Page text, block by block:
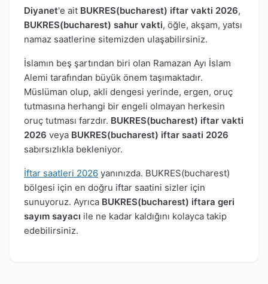
Diyanet'e ait BUKRES(bucharest) iftar vakti 2026,
BUKRES(bucharest) sahur vakti, öğle, akşam, yatsı
namaz saatlerine sitemizden ulaşabilirsiniz.
İslamın beş şartından biri olan Ramazan Ayı İslam
Alemi tarafından büyük önem taşımaktadır.
Müslüman olup, akli dengesi yerinde, ergen, oruç
tutmasına herhangi bir engeli olmayan herkesin
oruç tutması farzdır. BUKRES(bucharest) iftar vakti
2026 veya BUKRES(bucharest) iftar saati 2026
sabırsızlıkla bekleniyor.
İftar saatleri 2026 yanınızda. BUKRES(bucharest)
bölgesi için en doğru iftar saatini sizler için
sunuyoruz. Ayrıca BUKRES(bucharest) iftara geri
sayım sayacı ile ne kadar kaldığını kolayca takip
edebilirsiniz.